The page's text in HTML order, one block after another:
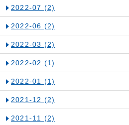
2022-07 (2)
2022-06 (2)
2022-03 (2)
2022-02 (1)
2022-01 (1)
2021-12 (2)
2021-11 (2)